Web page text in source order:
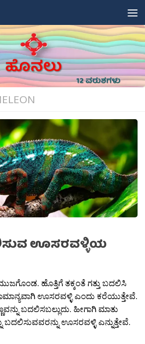
ಊಸರವಳ್ಳಿಯ
ಹೊತ್ತಿಗೆ ತಕ್ಕಂತೆ ಗತ್ತು ಬದಲಿಸಿ
ಊಸರವಳ್ಳಿ ಎಂದು ಕರೆಯುತ್ತೇವೆ.
ಬದಲಿಸಬಲ್ಲುದು. ಹೀಗಾಗಿ ಮಾತು
ಊಸರವಳ್ಳಿ ಎನ್ನುತ್ತೇವೆ.